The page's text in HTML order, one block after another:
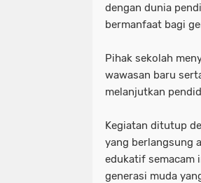
dengan dunia
bermanfaat bagi
Pihak sekolah
wawasan baru
melanjutkan
Kegiatan ditutup
yang berlangsung
edukatif semacam
generasi muda